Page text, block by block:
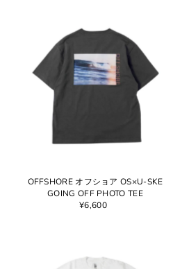
OFFSHORE オフショア OS×U-SKE
GOING OFF PHOTO TEE
¥6,600